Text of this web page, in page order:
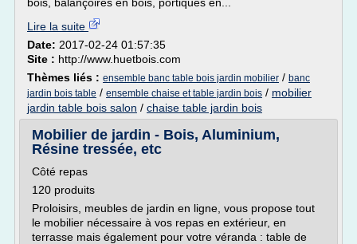
Lire la suite
Date: 2017-02-24 01:57:35
Site : http://www.huetbois.com
Thèmes liés : ensemble banc table bois jardin mobilier / banc
jardin bois table / ensemble chaise et table jardin bois / mobilier
jardin table bois salon / chaise table jardin bois
Mobilier de jardin - Bois, Aluminium,
Résine tressée, etc
Côté repas
120 produits
Proloisirs, meubles de jardin en ligne, vous propose tout
le mobilier nécessaire à vos repas en extérieur, en
terrasse mais également pour votre véranda : table de